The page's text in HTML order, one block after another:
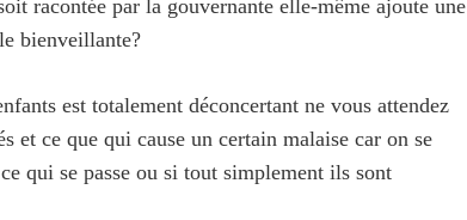
racontée par la gouvernante elle-même ajoute une
bienveillante?
est totalement déconcertant ne vous attendez
et ce que qui cause un certain malaise car on se
qui se passe ou si tout simplement ils sont